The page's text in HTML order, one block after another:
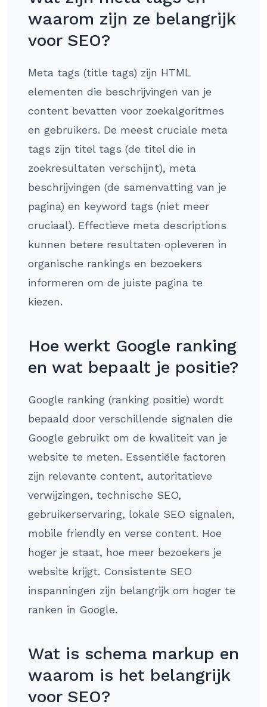
waarom zijn ze belangrijk
voor SEO?
Meta tags (title tags) zijn HTML
elementen die beschrijvingen van je
content bevatten voor zoekalgoritmes
en gebruikers. De meest cruciale meta
tags zijn titel tags (de titel die in
zoekresultaten verschijnt), meta
beschrijvingen (de samenvatting van je
pagina) en keyword tags (niet meer
cruciaal). Effectieve meta descriptions
kunnen betere resultaten opleveren in
organische rankings en bezoekers
informeren om de juiste pagina te
kiezen.
Hoe werkt Google ranking
en wat bepaalt je positie?
Google ranking (ranking positie) wordt
bepaald door verschillende signalen die
Google gebruikt om de kwaliteit van je
website te meten. Essentiële factoren
zijn relevante content, autoritatieve
verwijzingen, technische SEO,
gebruikerservaring, lokale SEO signalen,
mobile friendly en verse content. Hoe
hoger je staat, hoe meer bezoekers je
website krijgt. Consistente SEO
inspanningen zijn belangrijk om hoger te
ranken in Google.
Wat is schema markup en
waarom is het belangrijk
voor SEO?